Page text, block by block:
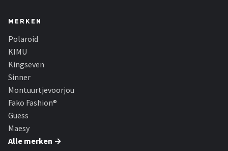
MERKEN
Polaroid
KIMU
Kingseven
Sinner
Montuurtjevoorjou
Fako Fashion®
Guess
Maesy
Alle merken →